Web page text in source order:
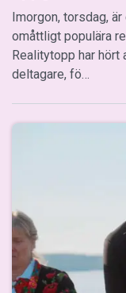
Imorgon, torsdag,
omåttligt populära
Realitytopp har hört
deltagare, fö…